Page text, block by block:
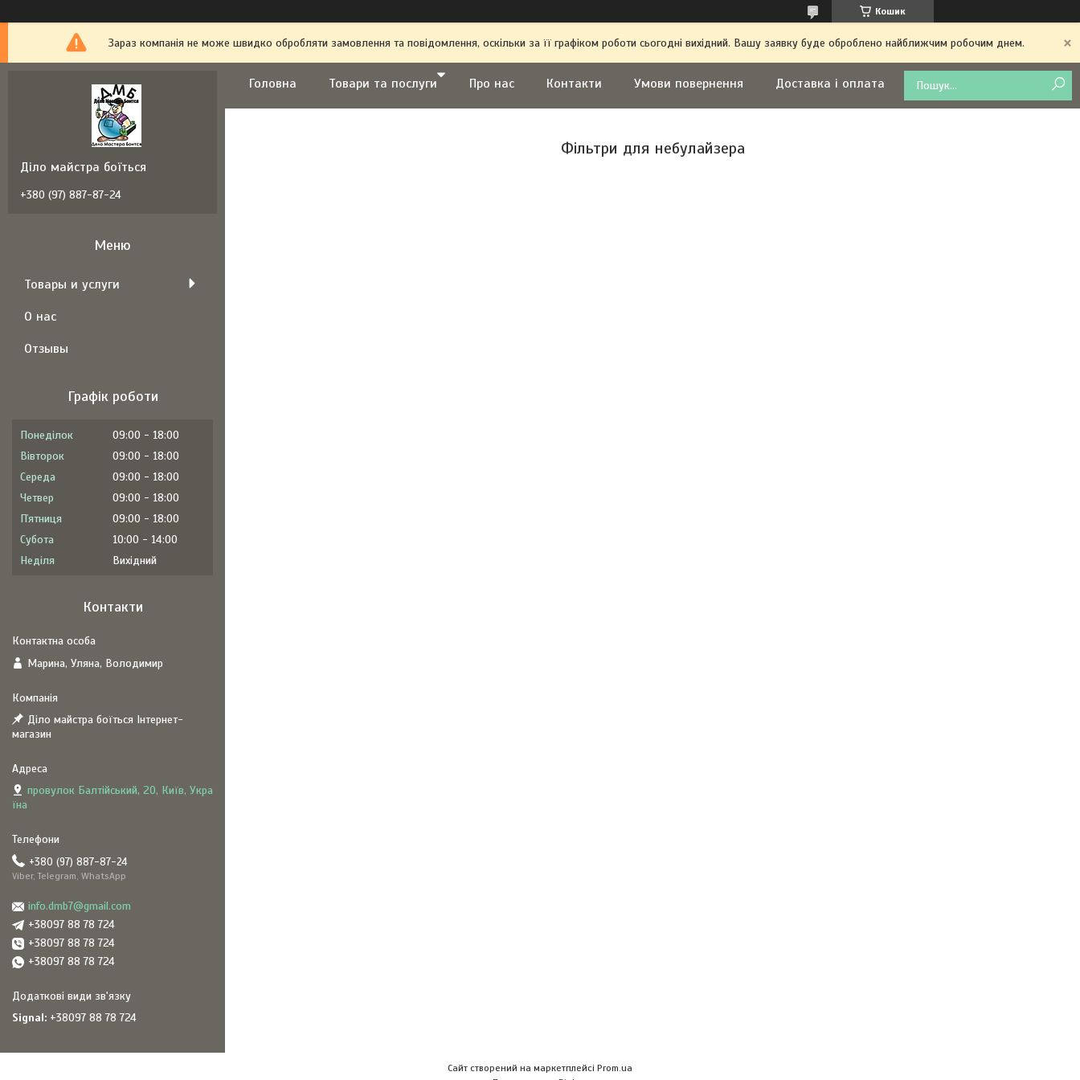
Кошик
Зараз компанія не може швидко обробляти замовлення та повідомлення, оскільки за її графіком роботи сьогодні вихідний. Вашу заявку буде оброблено найближчим робочим днем.
Головна Товари та послуги Про нас Контакти Умови повернення Доставка і оплата
Фільтри для небулайзера
Діло майстра боїться
+380 (97) 887-87-24
Товары и услуги
О нас
Отзывы
Графік роботи
Понеділок 09:00
18:00
Вівторок
09:00
18:00
Середа
09:00
18:00
Четвер
09:00
18:00
Пʼятниця
09:00
18:00
Субота
10:00
14:00
Неділя
Вихідний
Контакти
Марина, Уляна, Володимир
Діло майстра боїться Інтернет-
магазин
провулок Балтійський, 20, Київ, Укра
їна
+380 (97) 887-87-24
Viber, Telegram, WhatsApp
info.dmb7@gmail.com
+38097 88 78 724
+38097 88 78 724
+38097 88 78 724
Signal +38097 88 78 724
Сайт створений на маркетплейсі Prom.ua